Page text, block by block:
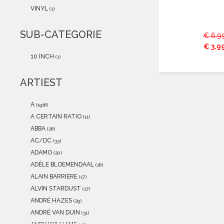
2018(1)
VINYL (1)
SUB-CATEGORIE
10 INCH (1)
ARTIEST
A (1916)
A CERTAIN RATIO (11)
ABBA (26)
AC/DC (33)
ADAMO (20)
ADÈLE BLOEMENDAAL (16)
ALAIN BARRIERE (17)
ALVIN STARDUST (17)
ANDRÉ HAZES (29)
ANDRÉ VAN DUIN (31)
€
€